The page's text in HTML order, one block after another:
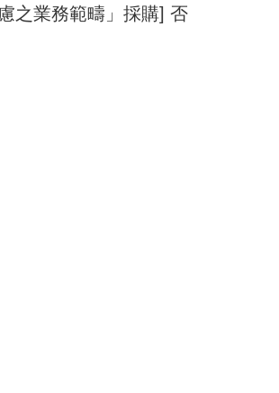
之業務範疇」採購] 否